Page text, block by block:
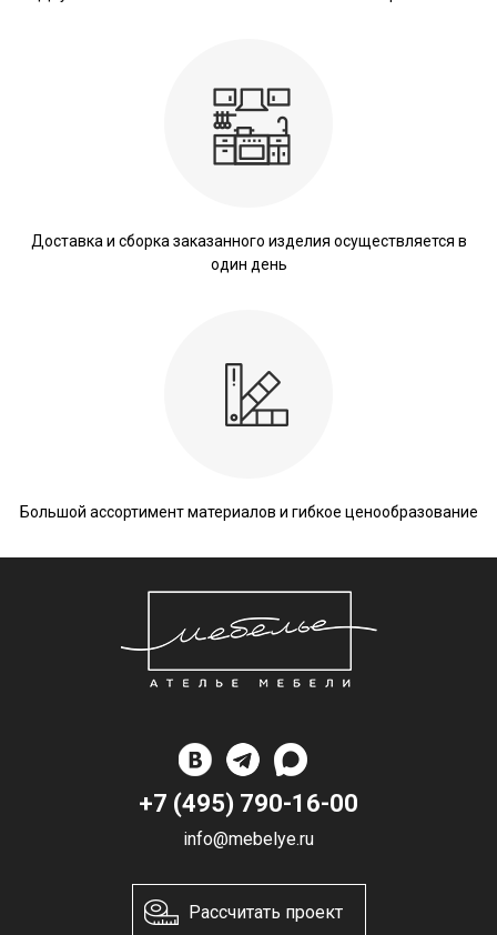
Доставка и сборка заказанного изделия осуществляется в
один день
Большой ассортимент материалов и гибкое ценообразование
+7 (495) 790-16-00
info@mebelye.ru
Рассчитать проект